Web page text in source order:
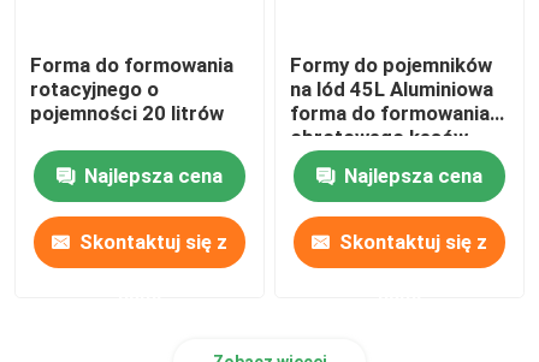
Rozdrabniacz LDPE
Kruszarka do odpadów z tworzyw sztucznych
Rozdrabniacz odpadów plastikowych
Forma do formowania
rotacyjnego o
pojemności 20 litrów
Najlepsza cena
Skontaktuj się z
Formy do pojemników
na lód 45L Aluminiowa
forma do formowania
obrotowego kęsów
CNC
Najlepsza cena
Skontaktuj się z